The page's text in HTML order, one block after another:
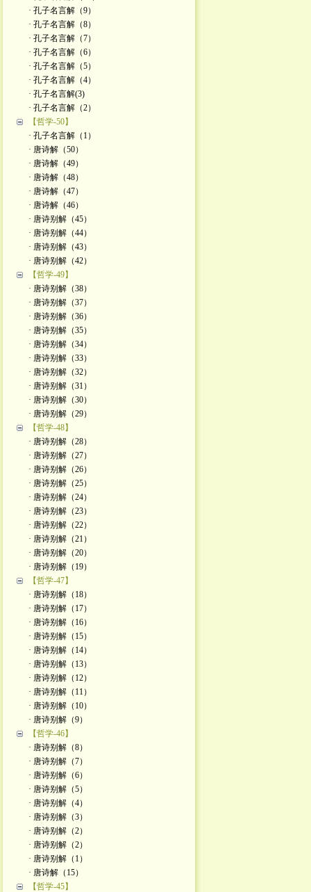
· 孔子名言解（9）
· 孔子名言解（8）
· 孔子名言解（7）
· 孔子名言解（6）
· 孔子名言解（5）
· 孔子名言解（4）
· 孔子名言解(3)
· 孔子名言解（2）
【哲学-50】
· 孔子名言解（1）
· 唐诗解（50）
· 唐诗解（49）
· 唐诗解（48）
· 唐诗解（47）
· 唐诗解（46）
· 唐诗别解（45）
· 唐诗别解（44）
· 唐诗别解（43）
· 唐诗别解（42）
【哲学-49】
· 唐诗别解（38）
· 唐诗别解（37）
· 唐诗别解（36）
· 唐诗别解（35）
· 唐诗别解（34）
· 唐诗别解（33）
· 唐诗别解（32）
· 唐诗别解（31）
· 唐诗别解（30）
· 唐诗别解（29）
【哲学-48】
· 唐诗别解（28）
· 唐诗别解（27）
· 唐诗别解（26）
· 唐诗别解（25）
· 唐诗别解（24）
· 唐诗别解（23）
· 唐诗别解（22）
· 唐诗别解（21）
· 唐诗别解（20）
· 唐诗别解（19）
【哲学-47】
· 唐诗别解（18）
· 唐诗别解（17）
· 唐诗别解（16）
· 唐诗别解（15）
· 唐诗别解（14）
· 唐诗别解（13）
· 唐诗别解（12）
· 唐诗别解（11）
· 唐诗别解（10）
· 唐诗别解（9）
【哲学-46】
· 唐诗别解（8）
· 唐诗别解（7）
· 唐诗别解（6）
· 唐诗别解（5）
· 唐诗别解（4）
· 唐诗别解（3）
· 唐诗别解（2）
· 唐诗别解（2）
· 唐诗别解（1）
· 唐诗解（15）
【哲学-45】